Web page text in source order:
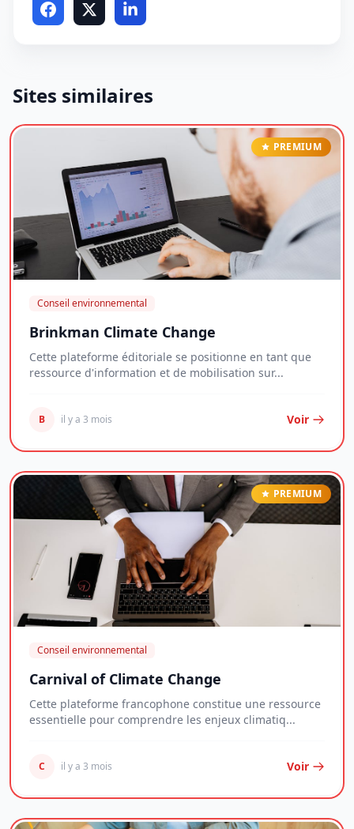
Sites similaires
PREMIUM
Conseil environnemental
Brinkman Climate Change
Cette plateforme éditoriale se positionne en tant que
ressource d'information et de mobilisation sur...
B il y a 3 mois Voir
PREMIUM
Conseil environnemental
Carnival of Climate Change
Cette plateforme francophone constitue une ressource
essentielle pour comprendre les enjeux climatiq...
C il y a 3 mois Voir